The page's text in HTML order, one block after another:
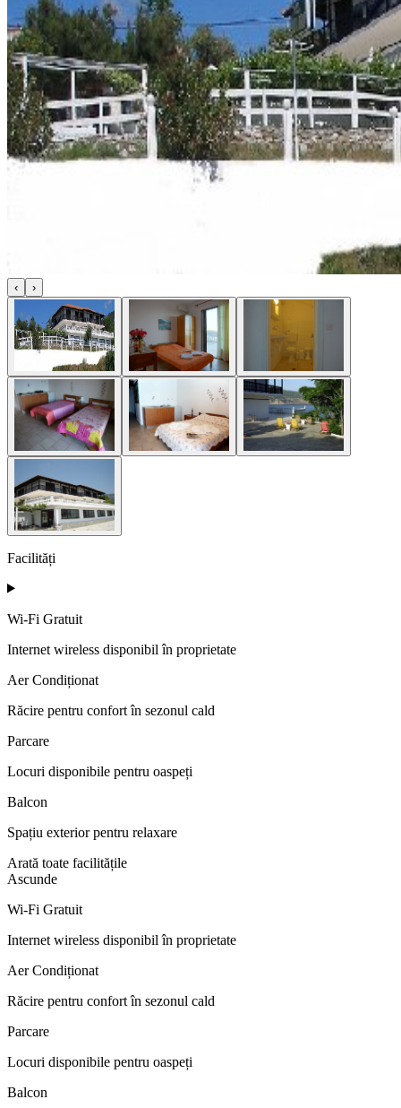
‹ ›
Facilități
Wi-Fi Gratuit
Internet wireless disponibil în proprietate
Aer Condiționat
Răcire pentru confort în sezonul cald
Parcare
Locuri disponibile pentru oaspeți
Balcon
Spațiu exterior pentru relaxare
Arată toate facilitățile
Ascunde
Wi-Fi Gratuit
Internet wireless disponibil în proprietate
Aer Condiționat
Răcire pentru confort în sezonul cald
Parcare
Locuri disponibile pentru oaspeți
Balcon